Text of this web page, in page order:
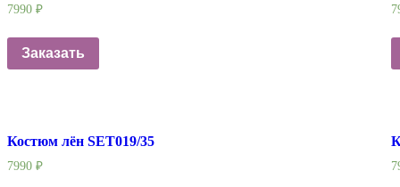
7990 ₽
Заказать
Костюм лён SET019/35
7990 ₽